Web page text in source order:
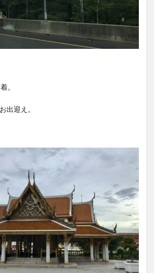
。
出迎え。